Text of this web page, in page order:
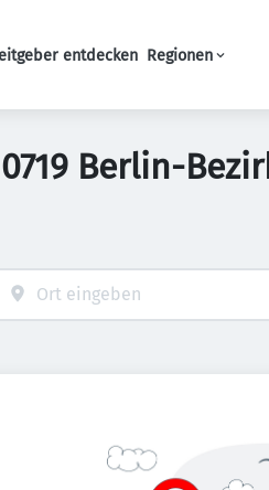
Navigation
entdecken Regionen
Berlin-